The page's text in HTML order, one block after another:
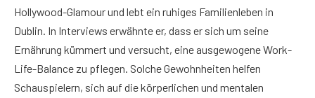
Hollywood-Glamour und lebt ein ruhiges Familienleben in
Dublin. In Interviews erwähnte er, dass er sich um seine
Ernährung kümmert und versucht, eine ausgewogene Work-
Life-Balance zu pflegen. Solche Gewohnheiten helfen
Schauspielern, sich auf die körperlichen und mentalen